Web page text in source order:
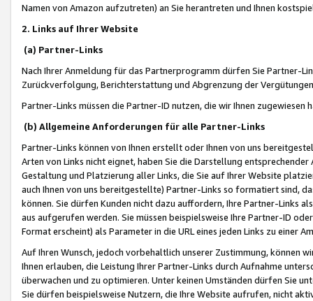
Namen von Amazon aufzutreten) an Sie herantreten und Ihnen
2. Links auf Ihrer Website
(a) Partner-Links
Nach Ihrer Anmeldung für das Partnerprogramm dürfen Sie Partner-
Zurückverfolgung, Berichterstattung und Abgrenzung der
Partner-Links müssen die Partner-ID nutzen, die wir Ihnen zugewiesen
(b) Allgemeine Anforderungen für alle Partner-Links
Partner-Links können von Ihnen erstellt oder Ihnen von uns
Arten von Links nicht eignet, haben Sie die Darstellung
Gestaltung und Platzierung aller Links, die Sie auf Ihrer Website
auch Ihnen von uns bereitgestellte) Partner-Links so formatiert sind,
können. Sie dürfen Kunden nicht dazu auffordern, Ihre Partner-Links
aus aufgerufen werden. Sie müssen beispielsweise Ihre Partner-ID
Format erscheint) als Parameter in die URL eines jeden Links zu einer
Auf Ihren Wunsch, jedoch vorbehaltlich unserer Zustimmung, können
Ihnen erlauben, die Leistung Ihrer Partner-Links durch Aufnahme
überwachen und zu optimieren. Unter keinen Umständen dürfen Sie
Sie dürfen beispielsweise Nutzern, die Ihre Website aufrufen, nicht